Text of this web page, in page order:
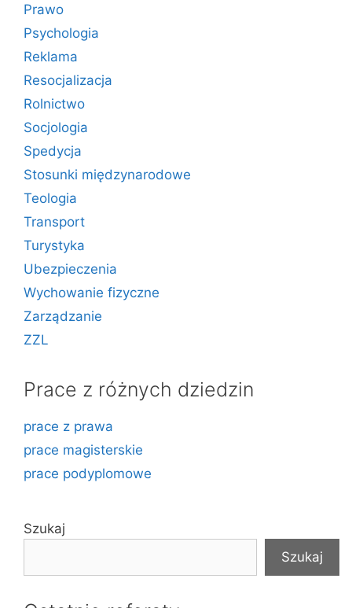
Prawo
Psychologia
Reklama
Resocjalizacja
Rolnictwo
Socjologia
Spedycja
Stosunki międzynarodowe
Teologia
Transport
Turystyka
Ubezpieczenia
Wychowanie fizyczne
Zarządzanie
ZZL
Prace z różnych dziedzin
prace z prawa
prace magisterskie
prace podyplomowe
Szukaj
Szukaj